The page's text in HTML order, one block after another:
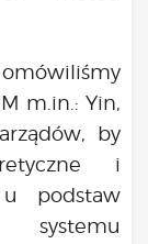
m.in.: Yin,
by
i
u podstaw
systemu